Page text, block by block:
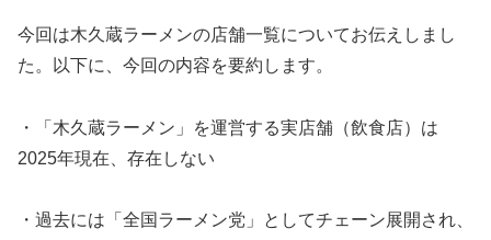
今回は木久蔵ラーメンの店舗一覧についてお伝えしまし
た。以下に、今回の内容を要約します。
・「木久蔵ラーメン」を運営する実店舗（飲食店）は
2025年現在、存在しない
・過去には「全国ラーメン党」としてチェーン展開され、